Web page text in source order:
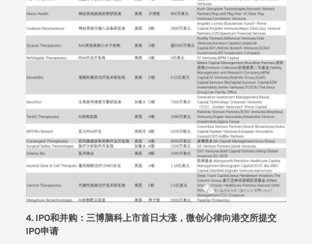
4. IPO和并购： 三博脑科上市首日大涨，微创心律向港交所提交
IPO申请